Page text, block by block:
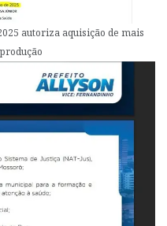
autoriza aquisição de mais